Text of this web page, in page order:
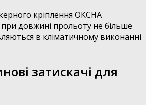
кріплення ОКСНА
довжині прольоту не більше
в кліматичному виконанні
затискачі для